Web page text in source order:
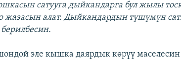
сатууга дыйкандарга бул жылы
жазасын алат. Дыйкандардын түшүмүн
эле кышка даярдык көрүү маселесин